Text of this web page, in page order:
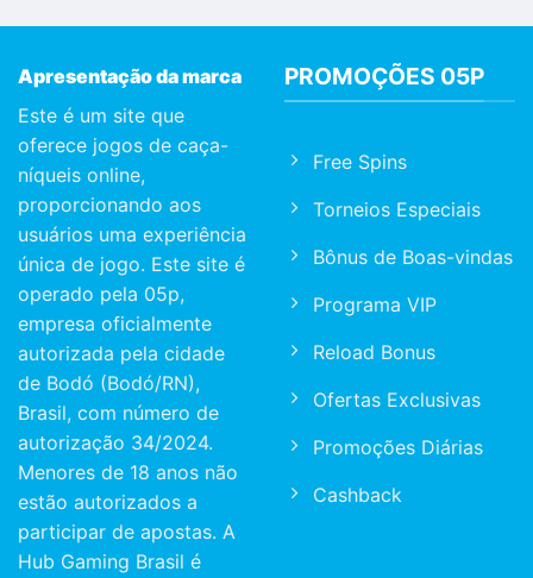
Apresentação da marca
Este é um site que
oferece jogos de caça-
níqueis online,
proporcionando aos
usuários uma experiência
única de jogo. Este site é
operado pela 05p,
empresa oficialmente
autorizada pela cidade
de Bodó (Bodó/RN),
Brasil, com número de
autorização 34/2024.
Menores de 18 anos não
estão autorizados a
participar de apostas. A
Hub Gaming Brasil é
PROMOÇÕES 05P
Free Spins
Torneios Especiais
Bônus de Boas-vindas
Programa VIP
Reload Bonus
Ofertas Exclusivas
Promoções Diárias
Cashback